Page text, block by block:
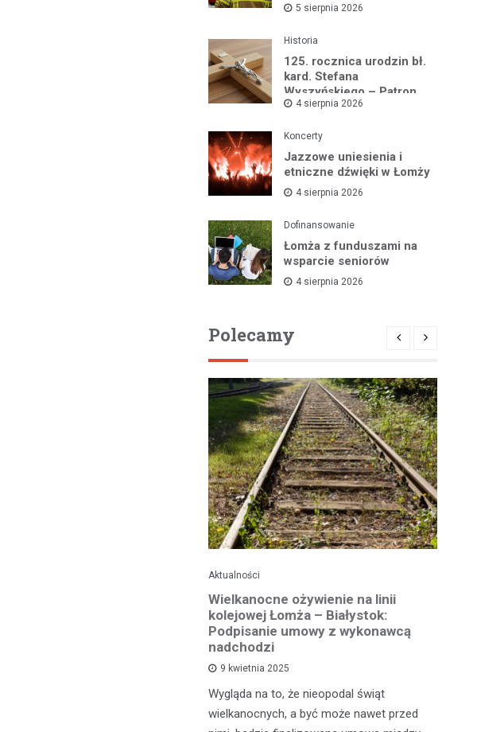
5 sierpnia 2026
Historia
125. rocznica urodzin bł.
kard. Stefana
Wyszyńskiego – Patron
Łomżyńskiego Powiatu
4 sierpnia 2026
Koncerty
Jazzowe uniesienia i
etniczne dźwięki w Łomży
4 sierpnia 2026
Dofinansowanie
Łomża z funduszami na
wsparcie seniorów
4 sierpnia 2026
Polecamy
Aktualności
Wielkanocne ożywienie na linii
kolejowej Łomża – Białystok:
Podpisanie umowy z wykonawcą
nadchodzi
9 kwietnia 2025
Wygląda na to, że nieopodal świąt
wielkanocnych, a być może nawet przed